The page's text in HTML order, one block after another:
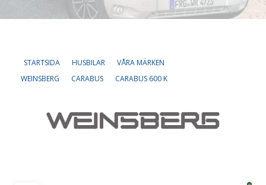
Öppettider
Lediga tjänster
STARTSIDA HUSBILAR
VÅRA MÄRKEN
WEINSBERG
CARABUS CARABUS 600 K